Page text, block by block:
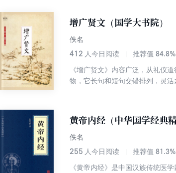
增广贤文（国学大书院）
佚名
412 人今日阅读 推荐值 84.8%
《增广贤文》内容广泛，从礼仪
物，它长句和短句交错排列，灵
黄帝内经（中华国学经典精
佚名
255 人今日阅读 推荐值 81.3%
《黄帝内经》是中国汉族传统医